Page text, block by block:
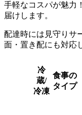
手軽なコスパが魅力
届け します。
配達時には見守りサ
面・置き配にも対応
冷
蔵/
冷凍
食事の
タイプ